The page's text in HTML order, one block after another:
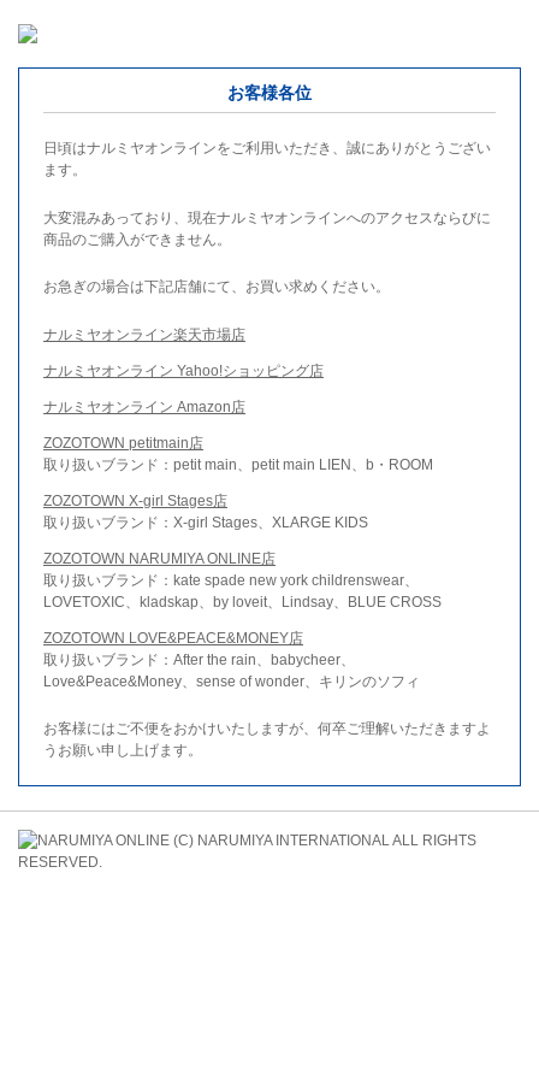
お客様各位
日頃はナルミヤオンラインをご利用いただき、誠にありがとうござい
ます。
大変混みあっており、現在ナルミヤオンラインへのアクセスならびに
商品のご購入ができません。
お急ぎの場合は下記店舗にて、お買い求めください。
ナルミヤオンライン楽天市場店
ナルミヤオンライン Yahoo!ショッピング店
ナルミヤオンライン Amazon店
ZOZOTOWN petitmain店
取り扱いブランド：petit main、petit main LIEN、b・ROOM
ZOZOTOWN X-girl Stages店
取り扱いブランド：X-girl Stages、XLARGE KIDS
ZOZOTOWN NARUMIYA ONLINE店
取り扱いブランド：kate spade new york childrenswear、
LOVETOXIC、kladskap、by loveit、Lindsay、BLUE CROSS
ZOZOTOWN LOVE&PEACE&MONEY店
取り扱いブランド：After the rain、babycheer、
Love&Peace&Money、sense of wonder、キリンのソフィ
お客様にはご不便をおかけいたしますが、何卒ご理解いただきますよ
うお願い申し上げます。